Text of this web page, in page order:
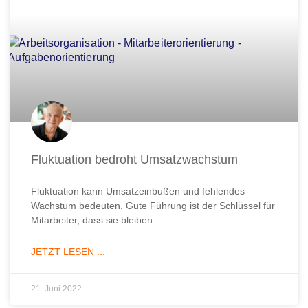
Fluktuation bedroht Umsatzwachstum
Fluktuation kann Umsatzeinbußen und fehlendes
Wachstum bedeuten. Gute Führung ist der Schlüssel für
Mitarbeiter, dass sie bleiben.
JETZT LESEN ...
21. Juni 2022